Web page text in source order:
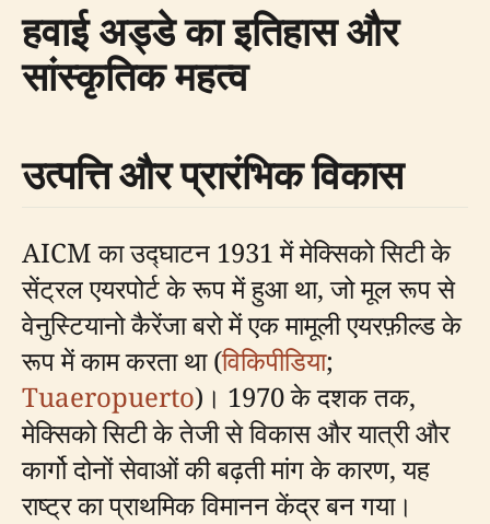
हवाई अड्डे का इतिहास और
सांस्कृतिक महत्व
उत्पत्ति और प्रारंभिक विकास
AICM का उद्घाटन 1931 में मेक्सिको सिटी के
सेंट्रल एयरपोर्ट के रूप में हुआ था, जो मूल रूप से
वेनुस्टियानो कैरेंजा बरो में एक मामूली एयरफ़ील्ड के
रूप में काम करता था (विकिपीडिया;
Tuaeropuerto)। 1970 के दशक तक,
मेक्सिको सिटी के तेजी से विकास और यात्री और
कार्गो दोनों सेवाओं की बढ़ती मांग के कारण, यह
राष्ट्र का प्राथमिक विमानन केंद्र बन गया।